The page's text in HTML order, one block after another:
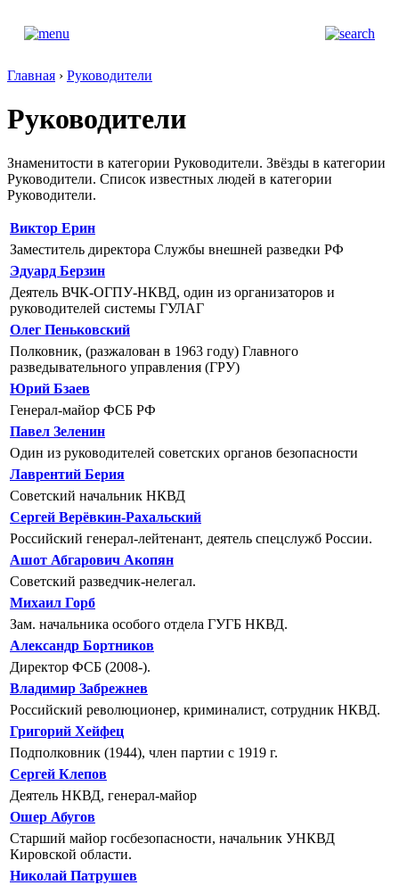
Главная › Руководители
Руководители
Знаменитости в категории Руководители. Звёзды в категории
Руководители. Список известных людей в категории
Руководители.
Виктор Ерин
Заместитель директора Службы внешней разведки РФ
Эдуард Берзин
Деятель ВЧК-ОГПУ-НКВД, один из организаторов и
руководителей системы ГУЛАГ
Олег Пеньковский
Полковник, (разжалован в 1963 году) Главного
разведывательного управления (ГРУ)
Юрий Бзаев
Генерал-майор ФСБ РФ
Павел Зеленин
Один из руководителей советских органов безопасности
Лаврентий Берия
Советский начальник НКВД
Сергей Верёвкин-Рахальский
Российский генерал-лейтенант, деятель спецслужб России.
Ашот Абгарович Акопян
Cоветский разведчик-нелегал.
Михаил Горб
Зам. начальника особого отдела ГУГБ НКВД.
Александр Бортников
Директор ФСБ (2008-).
Владимир Забрежнев
Российский революционер, криминалист, сотрудник НКВД.
Григорий Хейфец
Подполковник (1944), член партии с 1919 г.
Сергей Клепов
Деятель НКВД, генерал-майор
Ошер Абугов
Старший майор госбезопасности, начальник УНКВД
Кировской области.
Николай Патрушев